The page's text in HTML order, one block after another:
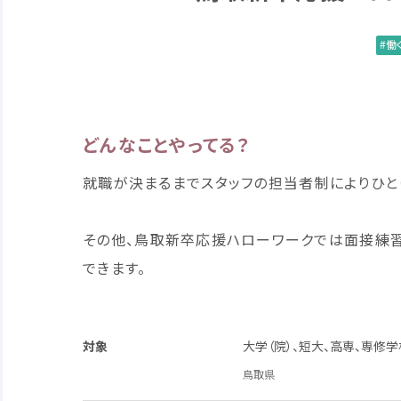
働
どんなことやってる？
就職が決まるまでスタッフの担当者制によりひ
その他、 鳥取新卒応援ハローワークでは面接練
できます。
対象 大学 （院）、短大、高専、専修
鳥取県